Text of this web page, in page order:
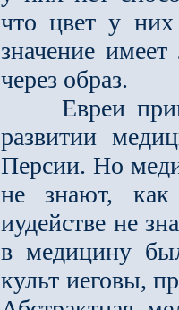
что цвет у
значение
через образ.
Евреи
развитии
Персии. Но
не знают, как
иудействе не
в медицину
культ иеговы,